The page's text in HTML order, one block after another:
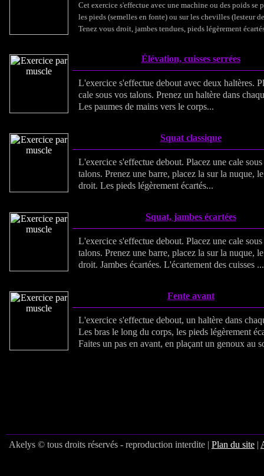
Cet exercice s'effectue avec une machine ou des poids se
les pieds (semelles en fonte) ou sur les chevilles (lesteur
Tenez vous droit, jambes tendues, pieds légèrement
Élévation, cuisses serrées
L'exercice s'effectue debout avec deux haltères.
cale sous vos talons. Prenez un haltère dans
Les paumes de mains vers le corps...
Squat classique
L'exercice s'effectue debout. Placez une cale
talons. Prenez une barre, placez la sur la nuque,
droit. Les pieds légèrement écartés...
Squat, jambes écartées
L'exercice s'effectue debout. Placez une cale
talons. Prenez une barre, placez la sur la nuque,
droit. Jambes écartées. L'écartement des cuisses ...
Fente avant
L'exercice s'effectue debout, un haltère dans
Les bras le long du corps, les pieds légèrement
Faites un pas en avant, en plaçant un genoux au
Akelys © tous droits réservés - reproduction interdite | Plan du site |